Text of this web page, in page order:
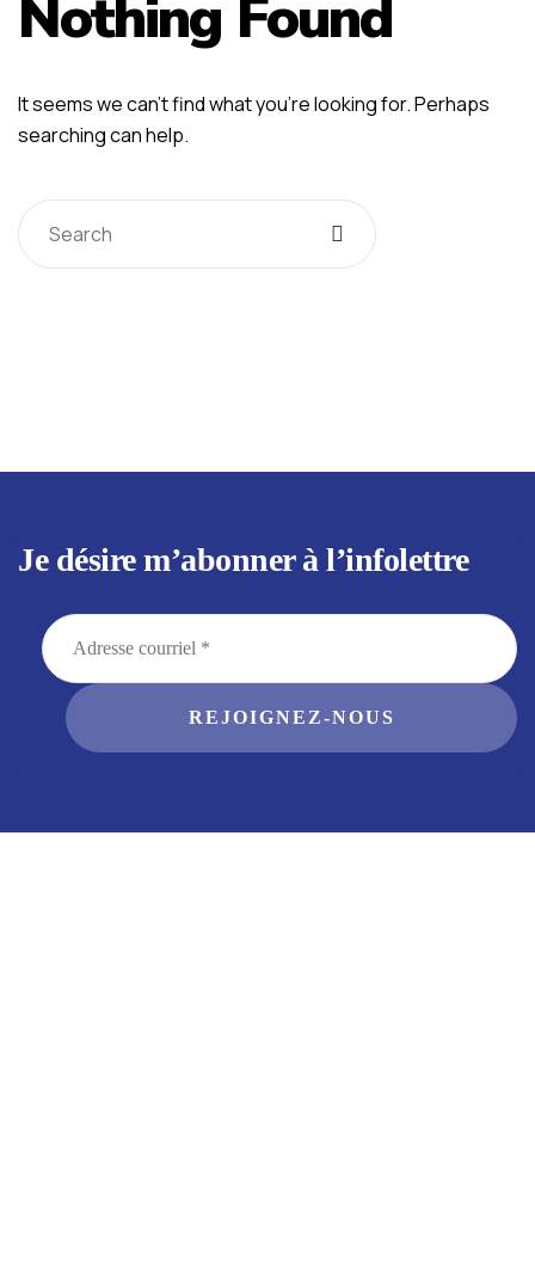
Nothing Found
It seems we can’t find what you’re looking for. Perhaps
searching can help.
Je désire m’abonner à l’infolettre